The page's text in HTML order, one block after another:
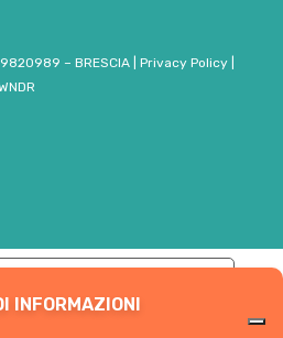
INFORMAZIONI
– BRESCIA Privacy Policy